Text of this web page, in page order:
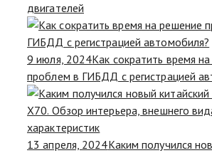
двигателей
9 июля, 2024Как сократить время
проблем в ГИБДД с регистрацией
13 апреля, 2024Каким получился